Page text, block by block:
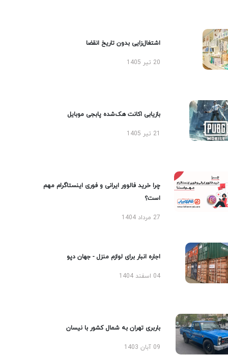
اشتغال‌زایی بدون تاریخ انقضا
20 تیر 1405
بازیابی اکانت هک‌شده پابجی موبایل
چرا خرید فالوور ایرانی و فوری اینستاگرام مهم
است؟
27 مرداد 1404
اجاره انبار برای لوازم منزل - جهان دپو
04 اسفند 1404
باربری تهران به شمال کشور با نیسان
09 آبان 1403